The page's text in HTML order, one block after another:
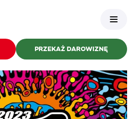
PRZEKAŻ DAROWIZNĘ